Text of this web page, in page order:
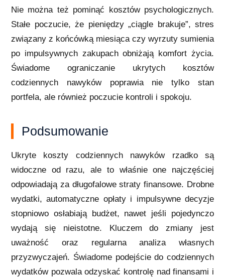
Nie można też pominąć kosztów psychologicznych.
Stałe poczucie, że pieniędzy „ciągle brakuje”, stres
związany z końcówką miesiąca czy wyrzuty sumienia
po impulsywnych zakupach obniżają komfort życia.
Świadome ograniczanie ukrytych kosztów
codziennych nawyków poprawia nie tylko stan
portfela, ale również poczucie kontroli i spokoju.
Podsumowanie
Ukryte koszty codziennych nawyków rzadko są
widoczne od razu, ale to właśnie one najczęściej
odpowiadają za długofalowe straty finansowe. Drobne
wydatki, automatyczne opłaty i impulsywne decyzje
stopniowo osłabiają budżet, nawet jeśli pojedynczo
wydają się nieistotne. Kluczem do zmiany jest
uważność oraz regularna analiza własnych
przyzwyczajeń. Świadome podejście do codziennych
wydatków pozwala odzyskać kontrolę nad finansami i